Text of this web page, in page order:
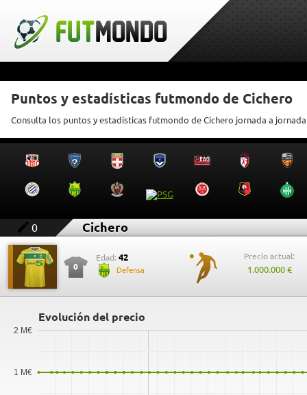
Puntos y estadísticas futmondo de Cichero
Consulta los puntos y estadísticas futmondo de Cichero jornada a jornada
0 Cichero
0
Edad: 42
Defensa
Precio actual:
1.000.000 €
Evolución del precio
1 M€
2 M€